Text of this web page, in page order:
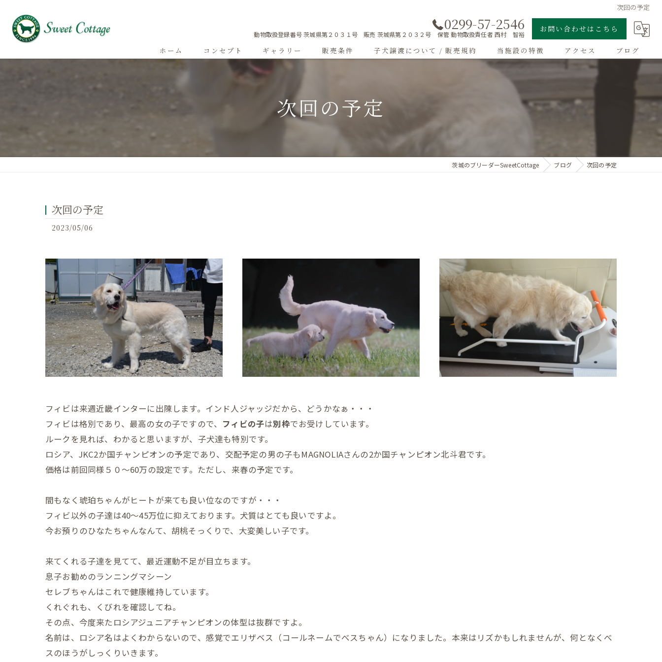
次回の予定
0299-57-2546
動物取扱登録番号 茨城県第２０３１号 販売 茨城県第２０３２号 保管 動物取扱責任者 西村 智裕
お問い合わせはこちら
ホーム コンセプト ギャラリー
成犬紹介
販売条件 子犬譲渡について / 販売規約 当施設の特徴
ゴールデンレトリーバー
ドッグラン
アクセス ブログ
次回の予定
茨城のブリーダーSweetCottage ブログ 次回の予定
次回の予定
2023/05/06
フィビは来週近畿インターに出陳します。インド人ジャッジだから、どうかなぁ・・・
フィビは格別であり、最高の女の子ですので、 フィビの子は別枠でお受けしています。
ルークを見れば、わかると思いますが、子犬達も特別です。
ロシア、JKC2か国チャンピオンの予定であり、交配予定の男の子もMAGNOLIAさんの2か国チャンピオン北斗君です。
価格は前回同様５０～60万の設定です。ただし、来春の予定です。
間もなく琥珀ちゃんがヒートが来ても良い位なのですが・・・
フィビ以外の子達は40～45万位に抑えております。犬質はとても良いですよ。
今お預りのひなたちゃんなんて、胡桃そっくりで、大変美しい子です。
来てくれる子達を見てて、最近運動不足が目立ちます。
息子お勧めのランニングマシーン
セレブちゃんはこれで健康維持しています。
くれぐれも、くびれを確認してね。
その点、今度来たロシアジュニアチャンピオンの体型は抜群ですよ。
名前は、ロシア名はよくわからないので、感覚でエリザベス（コールネームでべスちゃん）になりました。本来はリズかもしれませんが、何となくべ
スのほうがしっくりいきます。